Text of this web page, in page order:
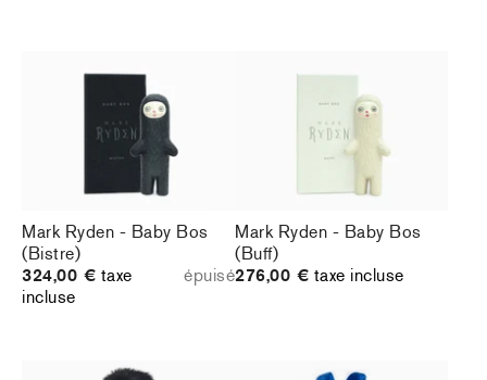
Mark Ryden - Baby Bos
(Bistre)
324,00 € taxe
incluse
épuisé
Mark Ryden - Baby Bos
(Buff)
276,00 € taxe incluse